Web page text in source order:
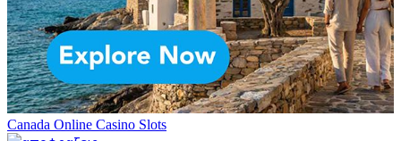
Canada Online Casino Slots